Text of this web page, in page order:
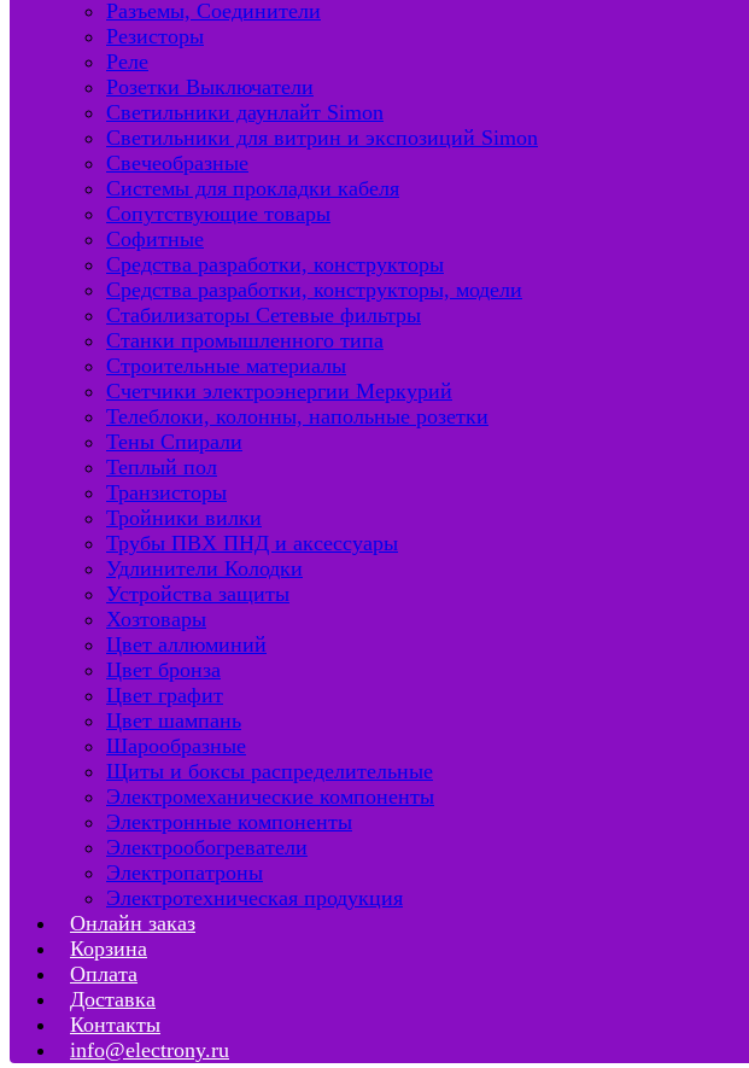
Разъемы, Соединители
Резисторы
Реле
Розетки Выключатели
Светильники даунлайт Simon
Светильники для витрин и экспозиций Simon
Свечеобразные
Системы для прокладки кабеля
Сопутствующие товары
Софитные
Средства разработки, конструкторы
Средства разработки, конструкторы, модели
Стабилизаторы Сетевые фильтры
Станки промышленного типа
Строительные материалы
Счетчики электроэнергии Меркурий
Телеблоки, колонны, напольные розетки
Тены Спирали
Теплый пол
Транзисторы
Тройники вилки
Трубы ПВХ ПНД и аксессуары
Удлинители Колодки
Устройства защиты
Хозтовары
Цвет аллюминий
Цвет бронза
Цвет графит
Цвет шампань
Шарообразные
Щиты и боксы распределительные
Электромеханические компоненты
Электронные компоненты
Электрообогреватели
Электропатроны
Электротехническая продукция
Онлайн заказ
Корзина
Оплата
Доставка
Контакты
info@electrony.ru